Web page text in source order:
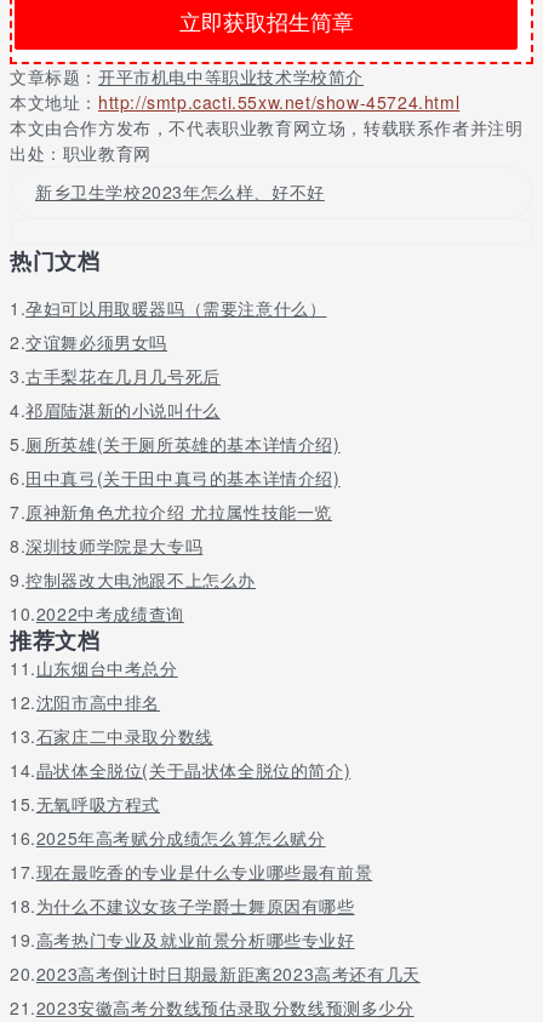
关于更多开平市机电中等职业技术学校简介请留言或者咨询老师
文章标题： 开平市机电中等职业技术学校简介
本文地址： http://smtp.cacti.55xw.net/show-45724.html
本文由合作方发布，不代表职业教育网立场，转载联系作者并注明
出处：职业教育网
新乡卫生学校2023年怎么样、好不好
热门文档
1.孕妇可以用取暖器吗（需要注意什么）
2.交谊舞必须男女吗
3.古手梨花在几月几号死后
4.祁眉陆湛新的小说叫什么
5.厕所英雄(关于厕所英雄的基本详情介绍)
6.田中真弓(关于田中真弓的基本详情介绍)
7.原神新角色尤拉介绍 尤拉属性技能一览
8.深圳技师学院是大专吗
9.控制器改大电池跟不上怎么办
10.2022中考成绩查询
推荐文档
11.山东烟台中考总分
12.沈阳市高中排名
13.石家庄二中录取分数线
14.晶状体全脱位(关于晶状体全脱位的简介)
15.无氧呼吸方程式
16.2025年高考赋分成绩怎么算怎么赋分
17.现在最吃香的专业是什么专业哪些最有前景
18.为什么不建议女孩子学爵士舞原因有哪些
19.高考热门专业及就业前景分析哪些专业好
20.2023高考倒计时日期最新距离2023高考还有几天
21.2023安徽高考分数线预估录取分数线预测多少分